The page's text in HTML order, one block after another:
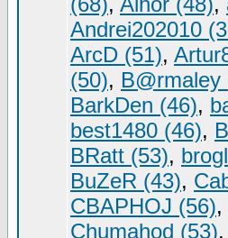
Andrei202010
ArcD (51),
(50), B@rmaley
BarkDen (46),
best1480 (46),
BRatt (53),
BuZeR (43),
CBAPHOJ (56),
Chumahod (53),